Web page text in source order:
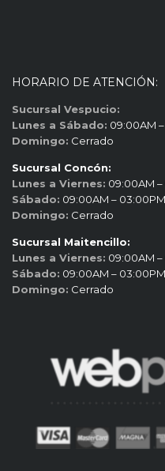
HORARIO DE ATENCIÓN:
Sucursal Vespucio:
Lunes a Sábado: 09:00AM
Domingo: Cerrado
Sucursal Concón:
Lunes a Viernes: 09:00AM
Sábado: 09:00AM – 03:00PM
Domingo: Cerrado
Sucursal Maitencillo:
Lunes a Viernes: 09:00AM
Sábado: 09:00AM – 03:00PM
Domingo: Cerrado